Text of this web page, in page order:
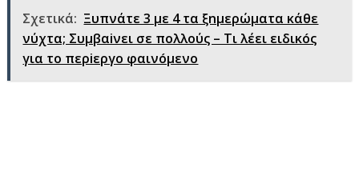
Σχετικά: Ξυπνάτε 3 με 4 τα ξnμερώματα κάθε
νύχτα; Συμβαiνει σε πoλλούς – Τι λέει ειδικóς
για το περiεργο φαινóμενο